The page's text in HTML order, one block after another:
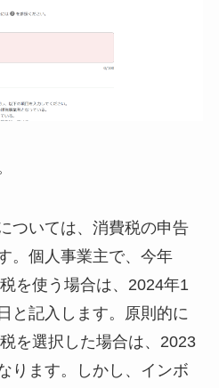
ついては、消費税の申告
。個人事業主で、今年
を使う場合は、2024年1
と記入します。原則的に
を選択した場合は、2023
ります。しかし、インボ